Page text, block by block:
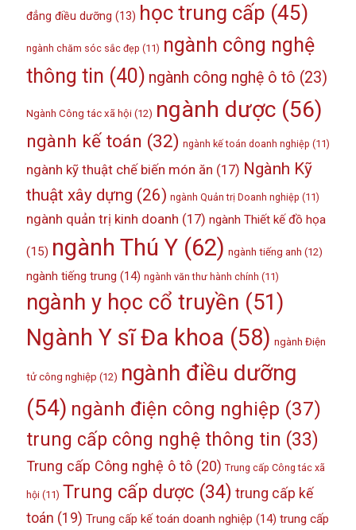
đẳng điều dưỡng (13) học trung cấp (45)
ngành chăm sóc sắc đẹp (11) ngành công nghệ
thông tin (40) ngành công nghệ ô tô (23)
Ngành Công tác xã hội(12) ngành dược(56)
ngành kế toán (32) ngành kế toán doanh nghiệp (11)
ngành kỹ thuật chế biến món ăn (17) Ngành Kỹ
thuật xây dựng (26) ngành Quản trị Doanh nghiệp (11)
ngành quản trị kinh doanh (17) ngành Thiết kế đồ họa
(15) ngành Thú Y(62) ngành tiếng anh (12)
ngành tiếng trung (14) ngành văn thư hành chính (11)
ngành y học cổ truyền (51)
Ngành Y sĩ Đa khoa (58) ngành Điện
tử công nghiệp (12) ngành điều dưỡng
(54) ngành điện công nghiệp (37)
trung cấp công nghệ thông tin (33)
Trung cấp Công nghệ ô tô(20) Trung cấp Công tác xã
hội (11) Trung cấp dược(34) trung cấp kế
toán (19) Trung cấp kế toán doanh nghiệp (14) trung cấp